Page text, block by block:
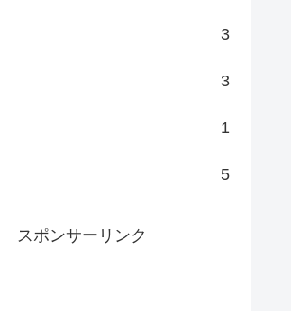
3
3
1
5
スポンサーリンク